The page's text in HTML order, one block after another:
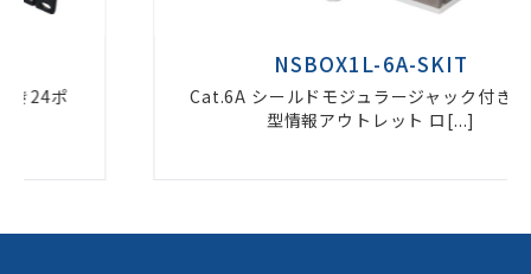
NSBOX1L-6A-SKIT
Cat.6A シールドモジュラージャック付き 露出
型情報アウトレット ロ[...]